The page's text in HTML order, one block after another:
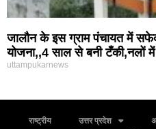
जालौन के इस ग्राम पंचायत में
योजना,,4 साल से बनी टँकी,नलों में
uttampukarnews
राष्ट्रीय उत्तर प्रदेश